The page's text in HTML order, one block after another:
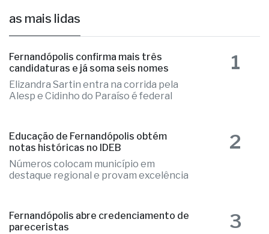
as mais lidas
Fernandópolis confirma mais três
candidaturas e já soma seis nomes
Elizandra Sartin entra na corrida pela
Alesp e Cidinho do Paraíso é federal
1
Educação de Fernandópolis obtém
notas históricas no IDEB
Números colocam município em
destaque regional e provam excelência
2
Fernandópolis abre credenciamento de
pareceristas
3